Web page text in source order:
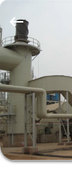
집
제
품
회
사
Copyright
©
2026
SUZHOU
CMT
ENGINEERING
CO.,
LTD..
All
Rights
Reserved.